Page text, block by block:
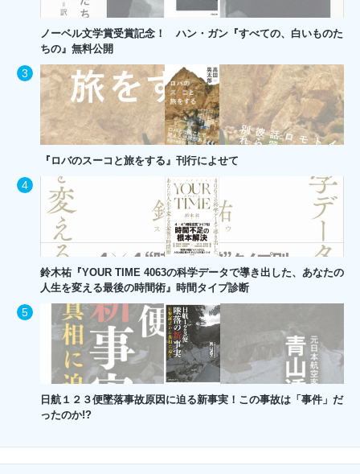
ノーベル文学賞受賞記念！ ハン・ガン『すべての、白いものた
ちの』無料公開
『ロバのスーコと旅をする』刊行によせて
鈴木祐『YOUR TIME 4063の科学データで導き出した、あなたの
人生を変える最後の時間術』時間タイプ診断
日航１２３便墜落事故原因に迫る新事実！この事故は「事件」だ
ったのか!?